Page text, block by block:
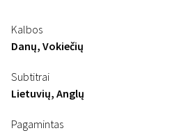
Kalbos
Danų, Vokiečių
Subtitrai
Lietuvių, Anglų
Pagamintas